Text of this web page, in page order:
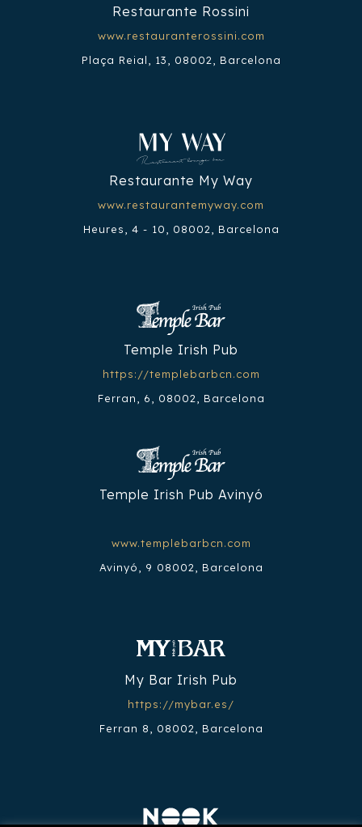
Restaurante Rossini
www.restauranterossini.com
Plaça Reial, 13, 08002, Barcelona
Restaurante My Way
www.restaurantemyway.com
Heures, 4 - 10, 08002, Barcelona
Temple Irish Pub
https://templebarbcn.com
Ferran, 6, 08002, Barcelona
Temple Irish Pub Avinyó
www.templebarbcn.com
Avinyó, 9 08002, Barcelona
My Bar Irish Pub
https://mybar.es/
Ferran 8, 08002, Barcelona